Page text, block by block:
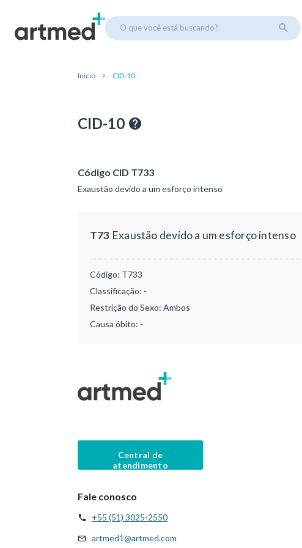
O que você está buscando?
Início CID-10
CID-10
Código CID T733
Exaustão devido a um esforço intenso
T73 Exaustão devido a um esforço intenso
Código: T733
Classificação: -
Restrição do Sexo: Ambos
Causa óbito: -
Central de
atendimento
Fale conosco
+55 (51) 3025-2550
artmed1@artmed.com